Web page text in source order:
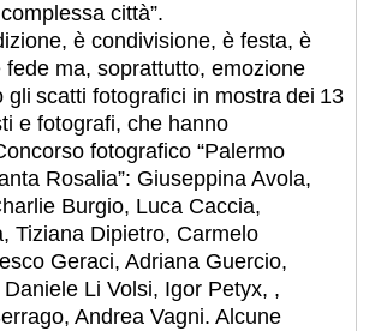
città”.
è condivisione, è festa, è
fede ma, soprattutto, emozione
gli scatti fotografici in mostra dei 13
e fotografi, che hanno
fotografico “Palermo
Rosalia”: Giuseppina Avola,
Burgio, Luca Caccia,
Tiziana Dipietro, Carmelo
Geraci, Adriana Guercio,
Li Volsi, Igor Petyx, ,
Andrea Vagni. Alcune